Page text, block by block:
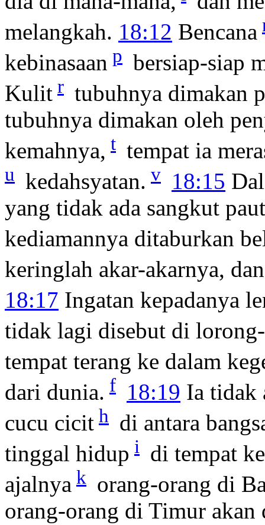
melangkah. 18:12 Bencana
kebinasaan p bersiap-siap
Kulit r tubuhnya dimakan
tubuhnya dimakan oleh
kemahnya, t tempat ia
u kedahsyatan. v 18:15
yang tidak ada sangkut
kediamannya ditaburkan
keringlah akar-akarnya,
18:17 Ingatan kepadanya
tidak lagi disebut di
tempat terang ke dalam
dari dunia. f 18:19 Ia tidak
cucu cicit h di antara
tinggal hidup i di tempat
ajalnya k orang-orang di
orang-orang di Timur